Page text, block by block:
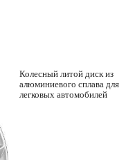
Колесный литой диск из
алюминиевого сплава для
легковых автомобилей